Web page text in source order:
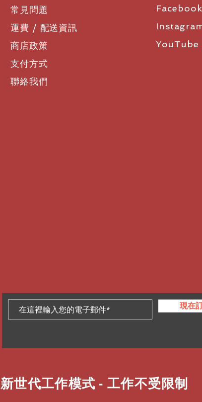
常見問題
運費 / 配送資訊
商店政策
支付方式
聯絡我們
Facebook
YouTube
現在
新世代工作模式 - 工作不受限制